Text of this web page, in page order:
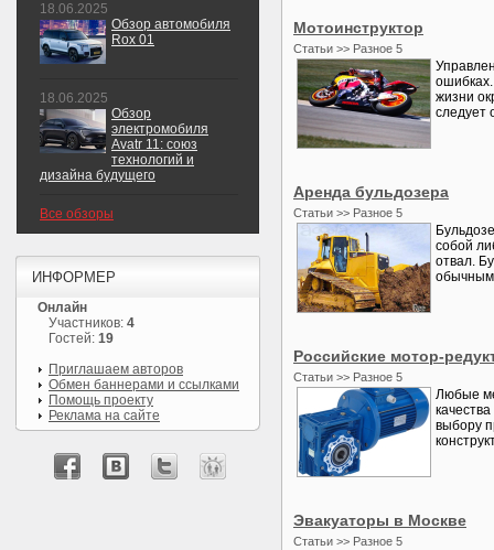
Мотоинструктор
Статьи >> Разное 5
жизни
следует
Аренда бульдозера
Статьи >> Разное 5
собой
отвал.
обычным
Российские мотор-
Статьи >> Разное 5
Любые
выбору
Эвакуаторы в Москве
Статьи >> Разное 5
18.06.2025
Обзор автомобиля
Rox 01
18.06.2025
Обзор
электромобиля
Avatr 11: союз
технологий и
дизайна будущего
Все обзоры
ИНФОРМЕР
Онлайн
Участников: 4
Гостей: 19
Приглашаем авторов
Обмен баннерами и ссылками
Помощь проекту
Реклама на сайте